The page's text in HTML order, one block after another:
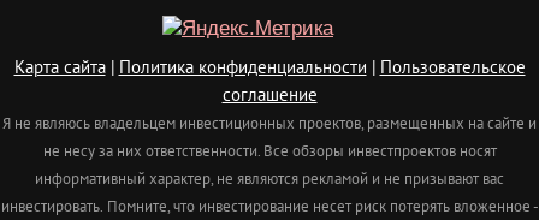
Карта сайта| Политика конфиденциальности | Пользовательское
соглашение
Я не являюсь владельцем инвестиционных проектов, размещенных на сайте и
не несу за них ответственности. Все обзоры инвестпроектов носят
информативный характер, не являются рекламой и не призывают вас
инвестировать. Помните, что инвестирование несет риск потерять вложенное -